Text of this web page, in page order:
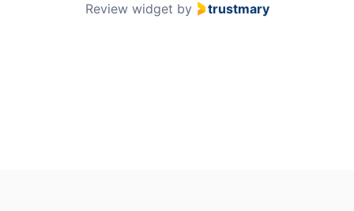
Review widget by trustmary